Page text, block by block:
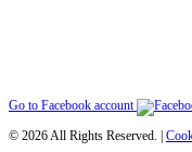
Go to Facebook account
© 2026 All Rights Reserved. |